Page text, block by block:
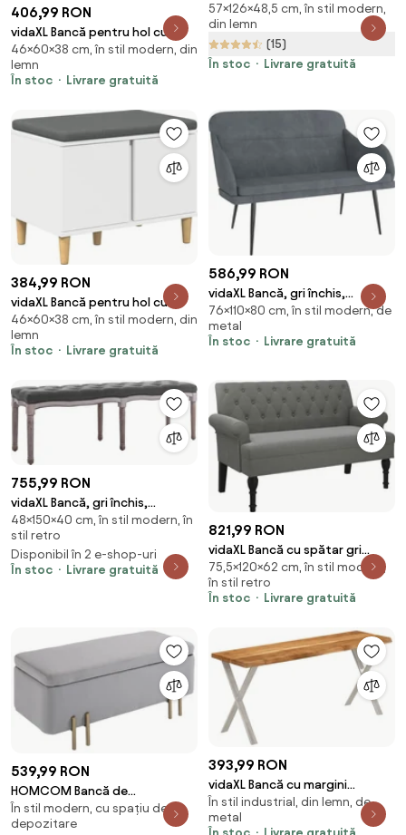
406,99 RON
vidaXL Bancă pentru hol cu
pernă cu raft cu ușă Alb 60 x 38
x 46 cm
46×60×38 cm, în stil modern, din
lemn
În stoc
Livrare gratuită
Pat Matrimonial cu Depozitare
si Cotiere Rulate, 126x48.5x57
cm, Banca Pat Gri | Aosom
Romania
57×126×48,5 cm, în stil modern,
din lemn
(15)
În stoc
Livrare gratuită
384,99 RON
vidaXL Bancă pentru hol cu
pernă cu depozitare Alb 60 x
38 x 46 cm
46×60×38 cm, în stil modern, din
lemn
În stoc
Livrare gratuită
586,99 RON
vidaXL Bancă, gri închis,
110x76x80 cm, catifea
76×110×80 cm, în stil modern, de
metal
În stoc
Livrare gratuită
755,99 RON
vidaXL Bancă, gri închis,
150x40x48 cm, pânză și lemn
masiv
48×150×40 cm, în stil modern, în
stil retro
Disponibil în 2 e-shop-uri
În stoc
Livrare gratuită
821,99 RON
vidaXL Bancă cu spătar gri
închis 120x62x75,5 cm, material
textil
75,5×120×62 cm, în stil modern,
în stil retro
În stoc
Livrare gratuită
539,99 RON
HOMCOM Bancă de
Depozitare cu Șezut Tapițat și
Picioare Lăcuite Aurii,
În stil modern, cu spațiu de
depozitare
393,99 RON
vidaXL Bancă cu margini
naturale 105 cm, lemn masiv de
acacia
În stil industrial, din lemn, de
metal